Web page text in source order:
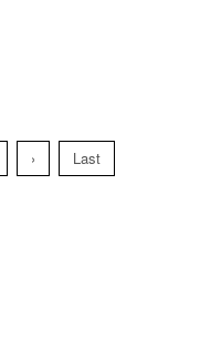
› Last